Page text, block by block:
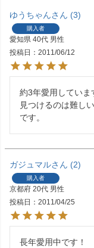
ゆうちゃん 3
購入者
愛知県 40代 男性
投稿日
2011/06/12
約3年愛用していま
見つけるのは難し
です。
ガジュマル 2
購入者
京都府 20代 男性
投稿日
2011/04/25
長年愛用中です！